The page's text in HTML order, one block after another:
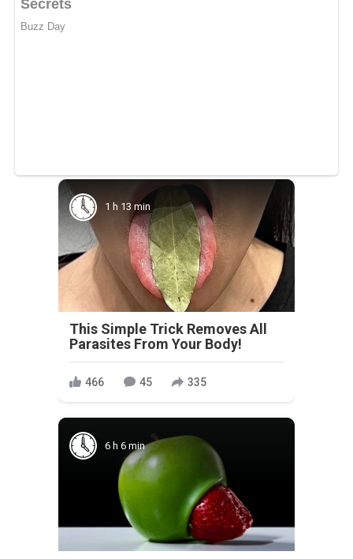
1 h 13 min
This Simple Trick Removes All
Parasites From Your Body!
466 45 335
6 h 6 min